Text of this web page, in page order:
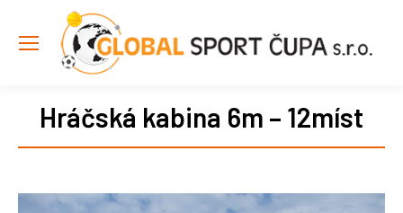
Hráčská kabina 6m – 12míst